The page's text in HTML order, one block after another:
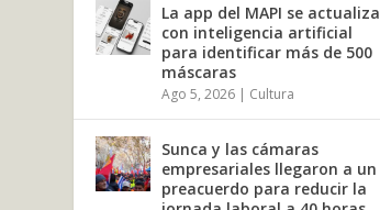
La app del MAPI se actualiza
con inteligencia artificial
para identificar más de 500
máscaras
Ago 5, 2026 | Cultura
Sunca y las cámaras
empresariales llegaron a un
preacuerdo para reducir la